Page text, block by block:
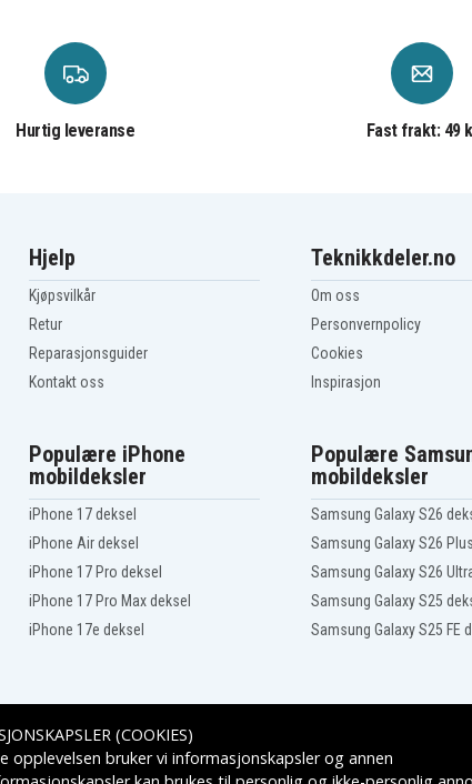
Hurtig leveranse Fast frakt: 49
Hjelp
Kjøpsvilkår
Retur
Reparasjonsguider
Kontakt oss
Teknikkdeler.no
Om oss
Personvernpolicy
Cookies
Inspirasjon
Populære iPhone
mobildeksler
iPhone 17 deksel
iPhone Air deksel
iPhone 17 Pro deksel
iPhone 17 Pro Max deksel
iPhone 17e deksel
Populære
mobildeksler
Samsung Galaxy S26
Samsung Galaxy S26
Samsung Galaxy S26
Samsung Galaxy S25
Samsung Galaxy S25 FE
Leveringsalternativer
(COOKIES)
opplevelsen bruker vi informasjonskapsler og annen